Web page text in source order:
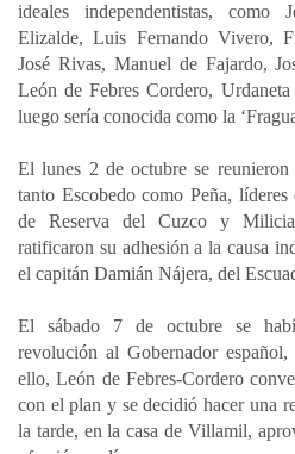
ideales independentistas, como
Elizalde, Luis Fernando Vivero,
José Rivas, Manuel de Fajardo,
León de Febres Cordero,
luego sería conocida como la
El lunes 2 de octubre se
tanto Escobedo como Peña,
de Reserva del Cuzco y
ratificaron su adhesión a la causa
el capitán Damián Nájera, del
El sábado 7 de octubre se
revolución al Gobernador
ello, León de Febres-Cordero
con el plan y se decidió hacer una
la tarde, en la casa de Villamil,